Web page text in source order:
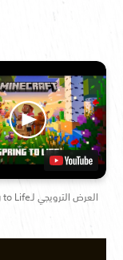
العرض الترويجي لـSpring to Life